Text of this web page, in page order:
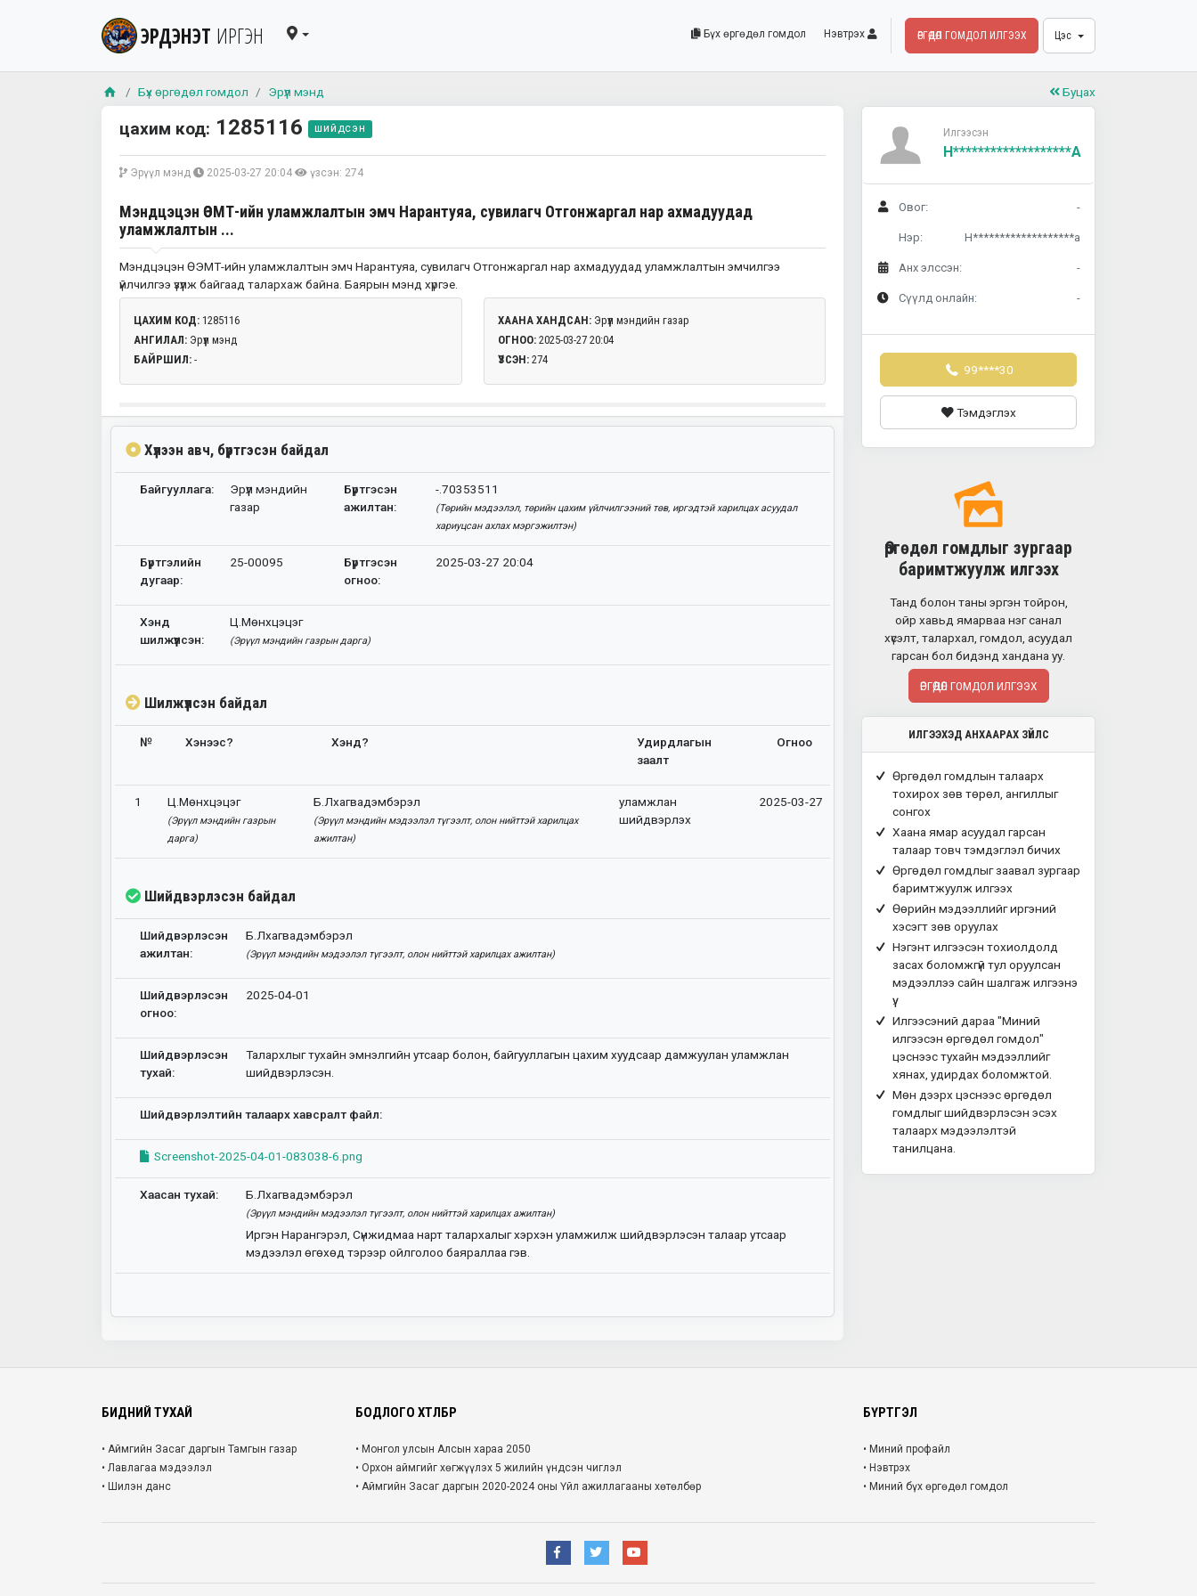
ЭРДЭНЭТ ИРГЭН Бүх өргөдөл гомдол Нэвтрэх ӨРГӨДӨЛ ГОМДОЛ ИЛГЭЭХ Цэс
Бүх өргөдөл гомдол Эрүүл мэнд Буцах
цахим код: 1285116 шийдсэн
Эрүүл мэнд 2025-03-27 20:04 үзсэн: 274
Мэндцэцэн ӨЭМТ-ийн уламжлалтын эмч Нарантуяа, сувилагч Отгонжаргал нар ахмадуудад
уламжлалтын ...
Мэндцэцэн ӨЭМТ-ийн уламжлалтын эмч Нарантуяа, сувилагч Отгонжаргал нар ахмадуудад уламжлалтын эмчилгээ
үйлчилгээ үзүүлж байгаад талархаж байна. Баярын мэнд хүргэе.
ЦАХИМ КОД: 1285116
АНГИЛАЛ: Эрүүл мэнд
БАЙРШИЛ: -
ХААНА ХАНДСАН: Эрүүл мэндийн газар
ОГНОО: 2025-03-27 20:04
ҮЗСЭН: 274
Хүлээн авч, бүртгэсэн байдал
Байгууллага:
Эрүүл мэндийн
газар
Бүртгэсэн
ажилтан:
-.70353511
(Төрийн мэдээлэл, төрийн цахим үйлчилгээний төв, иргэдтэй харилцах асуудал
хариуцсан ахлах мэргэжилтэн)
Бүртгэлийн
дугаар:
25-00095
Бүртгэсэн
огноо:
2025-03-27 20:04
Хэнд
шилжүүлсэн:
Ц.Мөнхцэцэг
(Эрүүл мэндийн газрын дарга)
Шилжүүлсэн байдал
№ Хэнээс? Хэнд?
Удирдлагын
заалт
Огноо
1 Ц.Мөнхцэцэг
(Эрүүл мэндийн газрын
дарга)
Б.Лхагвадэмбэрэл
(Эрүүл мэндийн мэдээлэл түгээлт, олон нийттэй харилцах
ажилтан)
уламжлан
шийдвэрлэх
2025-03-27
Шийдвэрлэсэн байдал
Шийдвэрлэсэн
ажилтан:
Б.Лхагвадэмбэрэл
(Эрүүл мэндийн мэдээлэл түгээлт, олон нийттэй харилцах ажилтан)
Шийдвэрлэсэн
огноо:
2025-04-01
Шийдвэрлэсэн
тухай:
Талархлыг тухайн эмнэлгийн утсаар болон, байгууллагын цахим хуудсаар дамжуулан уламжлан
шийдвэрлэсэн.
Шийдвэрлэлтийн талаарх хавсралт файл:
Screenshot-2025-04-01-083038-6.png
Хаасан тухай: Б.Лхагвадэмбэрэл
(Эрүүл мэндийн мэдээлэл түгээлт, олон нийттэй харилцах ажилтан)
Иргэн Нарангэрэл, Сүнжидмаа нарт талархалыг хэрхэн уламжилж шийдвэрлэсэн талаар утсаар
мэдээлэл өгөхөд тэрээр ойлголоо баяраллаа гэв.
Илгээсэн
Н*******************а
Овог: -
Нэр: Н*******************а
Анх элссэн: -
Сүүлд онлайн: -
99****30
Тэмдэглэх
Өргөдөл гомдлыг зургаар
баримтжуулж илгээх
Танд болон таны эргэн тойрон,
ойр хавьд ямарваа нэг санал
хүсэлт, талархал, гомдол, асуудал
гарсан бол бидэнд хандана уу.
ӨРГӨДӨЛ ГОМДОЛ ИЛГЭЭХ
ИЛГЭЭХЭД АНХААРАХ ЗҮЙЛС
Өргөдөл гомдлын талаарх
тохирох зөв төрөл, ангиллыг
сонгох
Хаана ямар асуудал гарсан
талаар товч тэмдэглэл бичих
Өргөдөл гомдлыг заавал зургаар
баримтжуулж илгээх
Өөрийн мэдээллийг иргэний
хэсэгт зөв оруулах
Нэгэнт илгээсэн тохиолдолд
засах боломжгүй тул оруулсан
мэдээллээ сайн шалгаж илгээнэ
үү.
Илгээсэний дараа "Миний
илгээсэн өргөдөл гомдол"
цэснээс тухайн мэдээллийг
хянах, удирдах боломжтой.
Мөн дээрх цэснээс өргөдөл
гомдлыг шийдвэрлэсэн эсэх
талаарх мэдээлэлтэй
танилцана.
БИДНИЙ ТУХАЙ
• Аймгийн Засаг даргын Тамгын газар
• Лавлагаа мэдээлэл
• Шилэн данс
БОДЛОГО ХӨТӨЛБӨР
• Монгол улсын Алсын хараа 2050
• Орхон аймгийг хөгжүүлэх 5 жилийн үндсэн чиглэл
• Аймгийн Засаг даргын 2020-2024 оны Үйл ажиллагааны хөтөлбөр
БҮРТГЭЛ
• Миний профайл
• Нэвтрэх
• Миний бүх өргөдөл гомдол